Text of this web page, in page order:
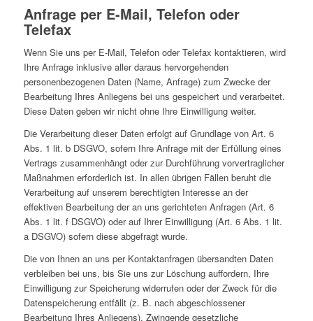
Anfrage per E-Mail, Telefon oder
Telefax
Wenn Sie uns per E-Mail, Telefon oder Telefax kontaktieren, wird
Ihre Anfrage inklusive aller daraus hervorgehenden
personenbezogenen Daten (Name, Anfrage) zum Zwecke der
Bearbeitung Ihres Anliegens bei uns gespeichert und verarbeitet.
Diese Daten geben wir nicht ohne Ihre Einwilligung weiter.
Die Verarbeitung dieser Daten erfolgt auf Grundlage von Art. 6
Abs. 1 lit. b DSGVO, sofern Ihre Anfrage mit der Erfüllung eines
Vertrags zusammenhängt oder zur Durchführung vorvertraglicher
Maßnahmen erforderlich ist. In allen übrigen Fällen beruht die
Verarbeitung auf unserem berechtigten Interesse an der
effektiven Bearbeitung der an uns gerichteten Anfragen (Art. 6
Abs. 1 lit. f DSGVO) oder auf Ihrer Einwilligung (Art. 6 Abs. 1 lit.
a DSGVO) sofern diese abgefragt wurde.
Die von Ihnen an uns per Kontaktanfragen übersandten Daten
verbleiben bei uns, bis Sie uns zur Löschung auffordern, Ihre
Einwilligung zur Speicherung widerrufen oder der Zweck für die
Datenspeicherung entfällt (z. B. nach abgeschlossener
Bearbeitung Ihres Anliegens). Zwingende gesetzliche